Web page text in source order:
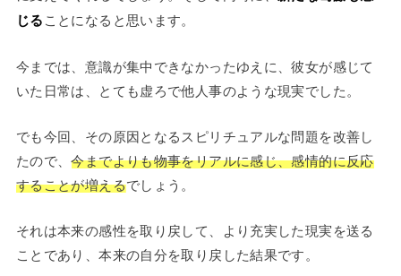
じることになると思います。
今までは、意識が集中できなかったゆえに、彼女が感じて
いた日常は、とても虚ろで他人事のような現実でした。
でも今回、その原因となるスピリチュアルな問題を改善し
たので、今までよりも物事をリアルに感じ、感情的に反応
することが増えるでしょう。
それは本来の感性を取り戻して、より充実した現実を送る
ことであり、本来の自分を取り戻した結果です。